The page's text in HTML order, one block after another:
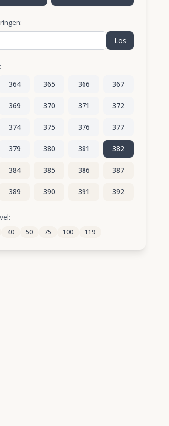
Los
364 365 366 367
369 370 371 372
374 375 376 377
379 380 381 382
384 385 386 387
389 390 391 392
399 400 401
40 50 75 100 119